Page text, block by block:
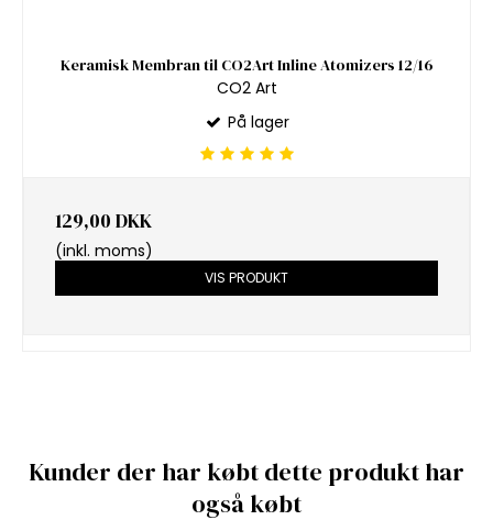
Keramisk Membran til CO2Art Inline Atomizers 12/16
CO2 Art
På lager
129,00 DKK
(inkl. moms)
VIS PRODUKT
Kunder der har købt dette produkt har
også købt